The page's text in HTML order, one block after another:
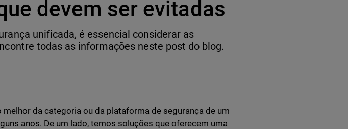
devem ser evitadas
unificada, é essencial considerar as
todas as informações neste post do blog.
da categoria ou da plataforma de segurança de um
anos. De um lado, temos soluções que oferecem uma